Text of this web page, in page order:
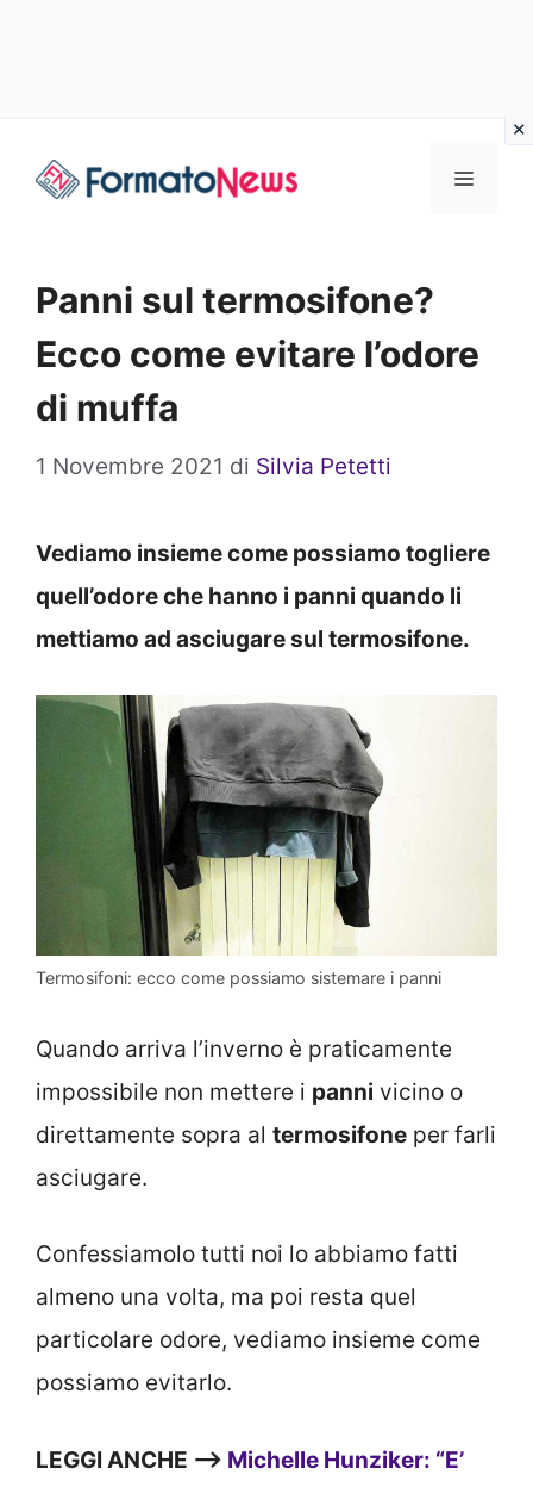
Menu
Panni sul termosifone?
Ecco come evitare l’odore
di muffa
1 Novembre 2021 di Silvia Petetti
Vediamo insieme come possiamo togliere
quell’odore che hanno i panni quando li
mettiamo ad asciugare sul termosifone.
Termosifoni: ecco come possiamo sistemare i panni
Quando arriva l’inverno è praticamente
impossibile non mettere i panni vicino o
direttamente sopra al termosifone per farli
asciugare.
Confessiamolo tutti noi lo abbiamo fatti
almeno una volta, ma poi resta quel
particolare odore, vediamo insieme come
possiamo evitarlo.
LEGGI ANCHE —> Michelle Hunziker: “E’